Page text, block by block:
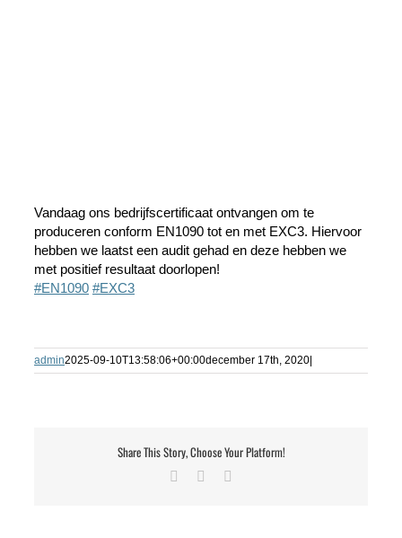
Vandaag ons bedrijfscertificaat ontvangen om te
produceren conform EN1090 tot en met EXC3. Hiervoor
hebben we laatst een audit gehad en deze hebben we
met positief resultaat doorlopen!
#EN1090 #EXC3
admin2025-09-10T13:58:06+00:00december 17th, 2020
Share This Story, Choose Your Platform!
FacebookLinkedIn